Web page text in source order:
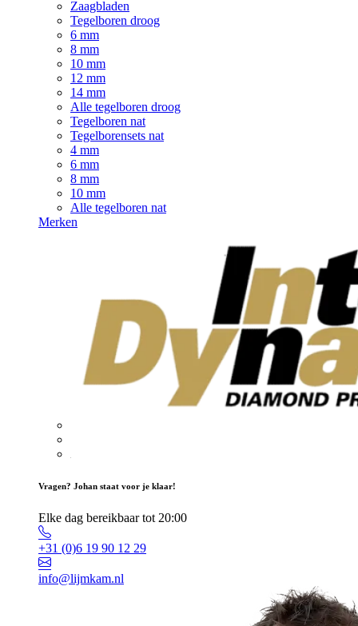
Zaagbladen
Tegelboren droog
6 mm
8 mm
10 mm
12 mm
14 mm
Alle tegelboren droog
Tegelboren nat
Tegelborensets nat
4 mm
6 mm
8 mm
10 mm
Alle tegelboren nat
Merken
Vragen? Johan staat voor je klaar!
Elke dag bereikbaar tot 20:00
+31 (0)6 19 90 12 29
info@lijmkam.nl